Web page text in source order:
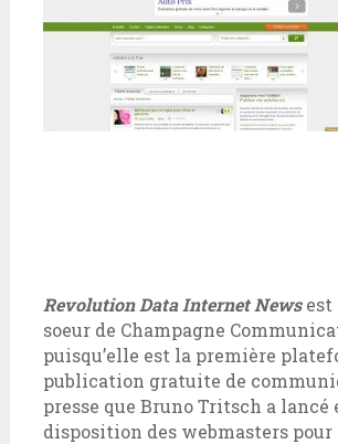
Revolution Data Internet Newsest
soeur de Champagne
puisqu’elle est la première
publication gratuite de
presse que Bruno Tritsch a lancé
disposition des webmasters